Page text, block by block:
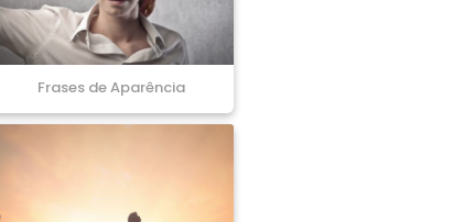
Frases de Aparência